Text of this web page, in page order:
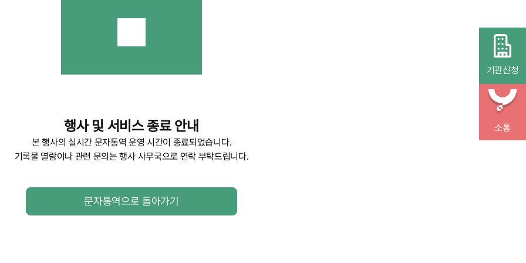
기관신청
소통
행사 및 서비스 종료 안내
본 행사의 실시간 문자통역 운영 시간이 종료되었습니다.
기록물 열람이나 관련 문의는 행사 사무국으로 연락 부탁드립니다.
문자통역으로 돌아가기